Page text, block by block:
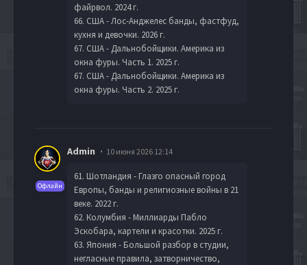
файрвол. 2024 г.
66. США - Лос-Анджелес банды, фастфуд,
кухня и девочки. 2026 г.
67. США - Дальнобойщики. Америка из
окна фуры. Часть 1. 2025 г.
67. США - Дальнобойщики. Америка из
окна фуры. Часть 2. 2025 г.
Офлайн
Admin 10 июня 2026 12:14
61. Шотландия - Глазго опасный город
Европы, банды и религиозные войны в 21
веке. 2022 г.
62. Колумбия - Миллиарды Пабло
Эскобара, картели и красотки. 2025 г.
63. Япония - Большой разбор в студии,
негласные правила, затворничество,